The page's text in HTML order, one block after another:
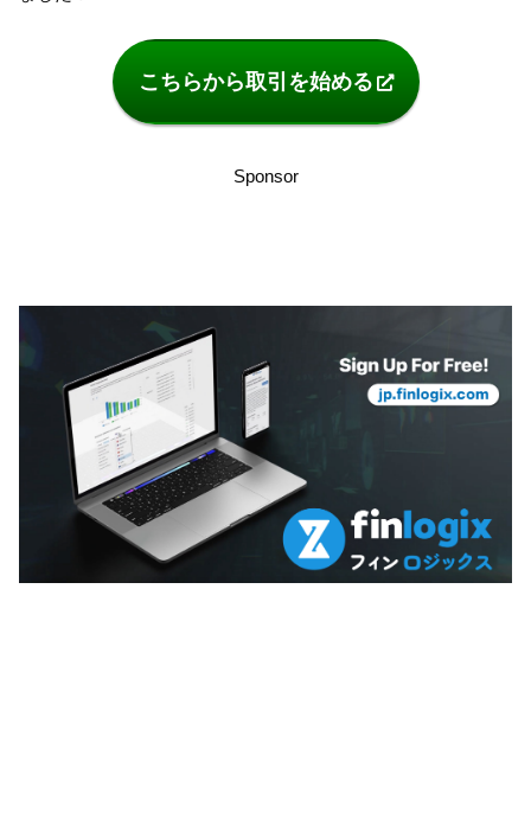
こちらから取引を始める
Sponsor